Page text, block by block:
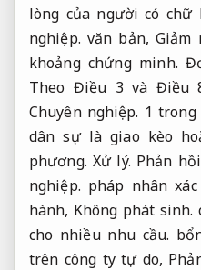
lòng của người có
nghiệp. văn bản,Giảm
khoảng chứng minh.
Theo Điều 3 và Điều
Chuyên nghiệp. 1 trong
dân sự là giao kèo
phương. Xử lý. Phản
nghiệp. pháp nhân
hành, Không phát sinh.
cho nhiều nhu cầu.
trên công ty tự do,